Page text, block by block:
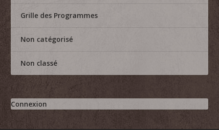
Grille des Programmes
Non catégorisé
Non classé
Connexion